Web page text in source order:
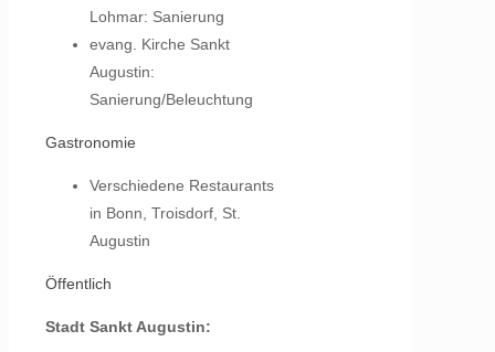
Lohmar: Sanierung
evang. Kirche Sankt
Augustin:
Sanierung/Beleuchtung
Gastronomie
Verschiedene Restaurants
in Bonn, Troisdorf, St.
Augustin
Öffentlich
Stadt Sankt Augustin: